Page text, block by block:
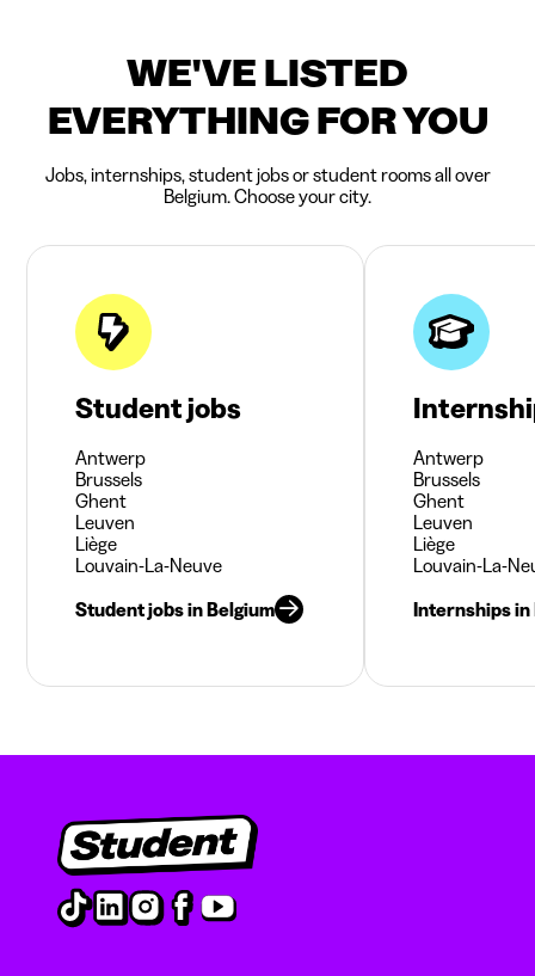
WE'VE LISTED
EVERYTHING FOR YOU
Jobs, internships, student jobs or student rooms all over
Belgium. Choose your city.
Student jobs
Antwerp
Brussels
Ghent
Leuven
Liège
Louvain-La-Neuve
Student jobs in Belgium
Antwerp
Brussels
Ghent
Leuven
Liège
Louvain-La-
Internships in